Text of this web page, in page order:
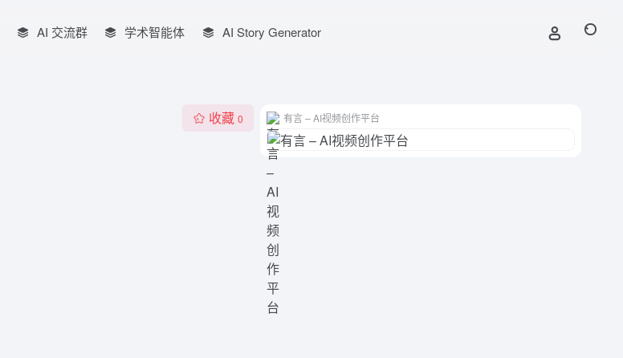
AI 交流群 学术智能体 AI Story Generator
收藏 0 有言 – AI视频创作平台